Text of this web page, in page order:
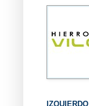
IZQUIERDO